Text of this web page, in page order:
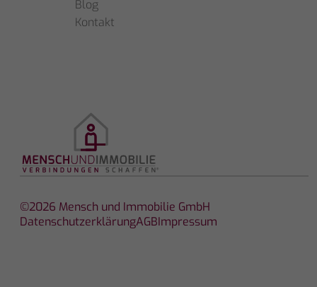
Blog
Kontakt
©2026 Mensch und Immobilie GmbH
DatenschutzerklärungAGBImpressum